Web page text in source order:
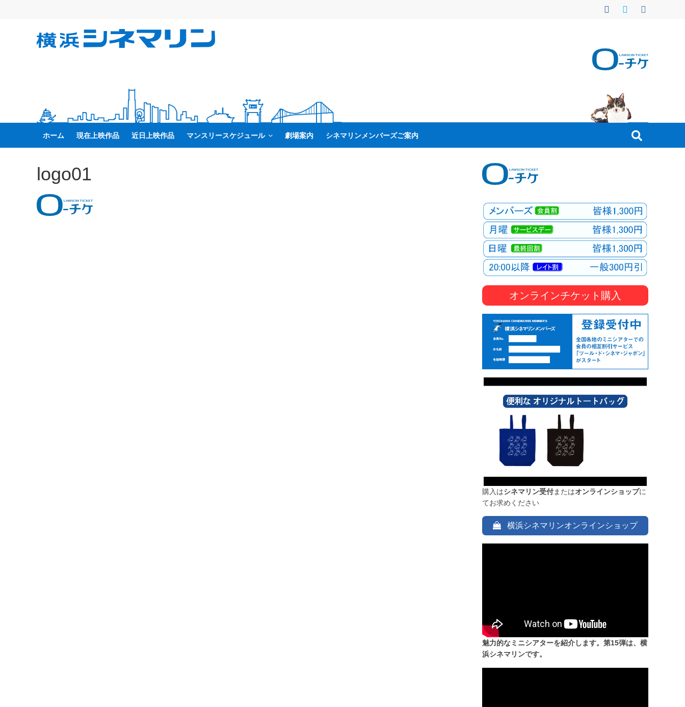
横
シ
ネ
マ
リ
ン
ホーム 現在上映作品 近日上映作品 マンスリースケジュール 劇場案内 シネマリンメンバーズご案内
logo01
オンラインチケット購入
購入はシネマリン受付またはオンラインショップに
てお求めください
横浜シネマリンオンラインショップ
魅力的なミニシアターを紹介します。第15弾は、横
浜シネマリンです。